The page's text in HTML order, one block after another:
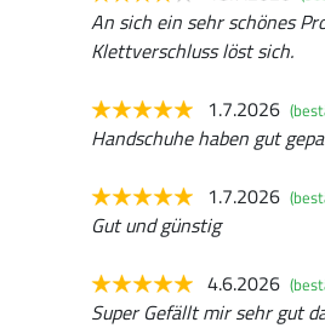
An sich ein sehr schönes
Klettverschluss löst sich.
1.7.2026
Handschuhe haben gut
1.7.2026
Gut und günstig
4.6.2026
Super Gefällt mir sehr gut